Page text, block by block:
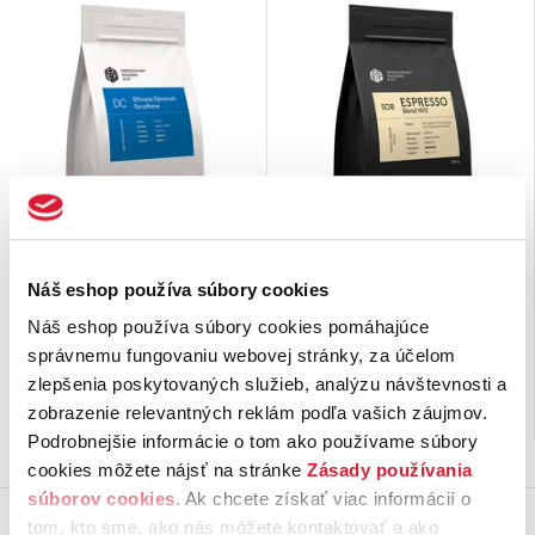
Náš eshop používa súbory cookies
Náš eshop používa súbory cookies pomáhajúce
správnemu fungovaniu webovej stránky, za účelom
zlepšenia poskytovaných služieb, analýzu návštevnosti a
zobrazenie relevantných reklám podľa vašich záujmov.
Podrobnejšie informácie o tom ako používame súbory
cookies môžete nájsť na stránke Zásady používania
súborov cookies. Ak chcete získať viac informácií o
tom, kto sme, ako nás môžete kontaktovať a ako
Decaffeine coffee
Ethiopia Djimmah 250 g
Etiópiasa považuje za pravlasť
kávovníkov. Najznámejšia
legenda hovorí, že povzbudivú
silu kávových zŕnobjavil …
7,90€
83 ks na sklade
Espresso Blend No.2
Espresso zmes Blend No. 2
espresso presne pre tých, ktorí
preferujú potlačenú aciditu skôr
…
7,90 €
36 ks na sklade